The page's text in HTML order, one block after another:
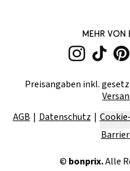
MEHR VON
Preisangaben inkl.
AGB
Datenschutz
© bonprix.Alle